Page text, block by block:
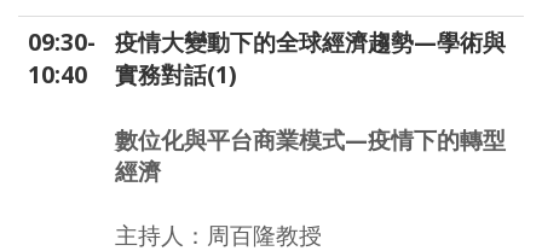
09:30-
10:40
疫情大變動下的全球經濟趨勢—學術與
實務對話(1)
數位化與平台商業模式—疫情下的轉型
經濟
主持人：周百隆教授